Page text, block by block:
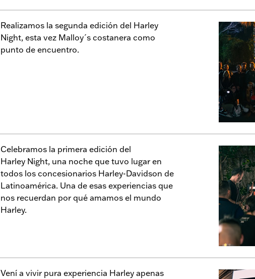
Realizamos la segunda edición del Harley
Night, esta vez Malloy´s costanera como
punto de encuentro.
Celebramos la primera edición del
Harley Night, una noche que tuvo lugar en
todos los concesionarios Harley-Davidson de
Latinoamérica. Una de esas experiencias que
nos recuerdan por qué amamos el mundo
Harley.
Vení a vivir pura experiencia Harley apenas